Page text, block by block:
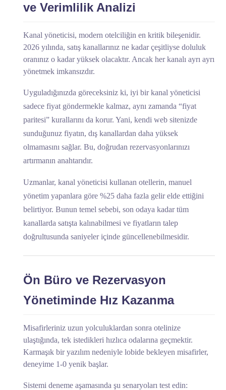
ve Verimlilik Analizi
Kanal yöneticisi, modern otelciliğin en kritik bileşenidir.
2026 yılında, satış kanallarınız ne kadar çeşitliyse doluluk
oranınız o kadar yüksek olacaktır. Ancak her kanalı ayrı ayrı
yönetmek imkansızdır.
Uyguladığınızda göreceksiniz ki, iyi bir kanal yöneticisi
sadece fiyat göndermekle kalmaz, aynı zamanda “fiyat
paritesi” kurallarını da korur. Yani, kendi web sitenizde
sunduğunuz fiyatın, dış kanallardan daha yüksek
olmamasını sağlar. Bu, doğrudan rezervasyonlarınızı
artırmanın anahtarıdır.
Uzmanlar, kanal yöneticisi kullanan otellerin, manuel
yönetim yapanlara göre %25 daha fazla gelir elde ettiğini
belirtiyor. Bunun temel sebebi, son odaya kadar tüm
kanallarda satışta kalınabilmesi ve fiyatların talep
doğrultusunda saniyeler içinde güncellenebilmesidir.
Ön Büro ve Rezervasyon
Yönetiminde Hız Kazanma
Misafirleriniz uzun yolculuklardan sonra otelinize
ulaştığında, tek istedikleri hızlıca odalarına geçmektir.
Karmaşık bir yazılım nedeniyle lobide bekleyen misafirler,
deneyime 1-0 yenik başlar.
Sistemi deneme aşamasında şu senaryoları test edin: